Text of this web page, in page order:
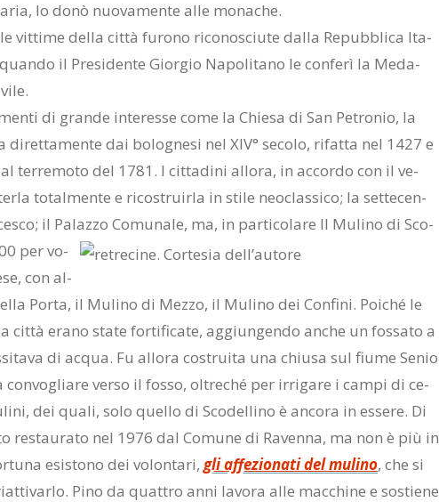
lo donò nuo­va­men­te alle mo­na­che.
le vit­ti­me del­la cit­tà fu­ro­no ri­co­no­sciu­te dal­la Re­pub­bli­ca Ita­
il Pre­si­den­te Gior­gio Na­po­li­ta­no le con­fe­rì la Me­da­
di gran­de in­te­res­se come la Chie­sa di San Pe­tro­nio, la
di­ret­ta­men­te dai bo­lo­gne­si nel XIV° se­co­lo, ri­fat­ta nel 1427 e
ter­re­mo­to del 1781. I cit­ta­di­ni al­lo­ra, in ac­cor­do con il ve­
to­tal­men­te e ri­co­struir­la in sti­le neo­clas­si­co; la set­te­cen­
il Pa­laz­zo Co­mu­na­le, ma, in par­ti­co­la­re Il Mu­li­no di Sco­
per vo­
con al­
Por­ta, il Mu­li­no di Mez­zo, il Mu­li­no dei Con­fi­ni. Poi­ché le
cit­tà era­no sta­te for­ti­fi­ca­te, ag­giun­gen­do an­che un fos­sa­to a
di ac­qua. Fu al­lo­ra co­strui­ta una chiu­sa sul fiu­me Se­nio
con­vo­glia­re ver­so il fos­so, ol­tre­ché per ir­ri­ga­re i cam­pi di ce­
dei qua­li, solo quel­lo di Sco­del­li­no è an­co­ra in es­se­re. Di
re­stau­ra­to nel 1976 dal Co­mu­ne di Ra­ven­na, ma non è più in
esi­sto­no dei vo­lon­ta­ri, gli af­fe­zio­na­ti del mu­li­no, che si
Pino da quat­tro anni la­vo­ra alle mac­chi­ne e so­stie­ne